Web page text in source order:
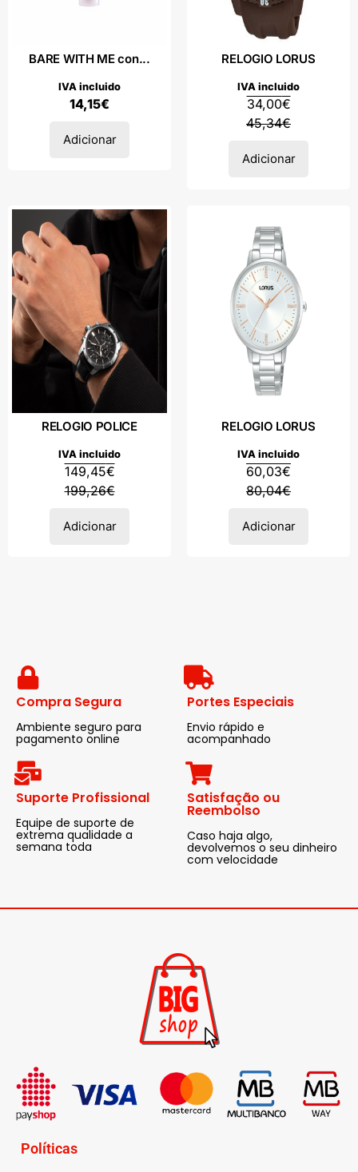
BARE WITH ME con...
14,15€
IVA incluido
Adicionar
RELOGIO LORUS
45,34€
34,00€
IVA incluido
Adicionar
RELOGIO POLICE
199,26€
149,45€
IVA incluido
Adicionar
RELOGIO LORUS
80,04€
60,03€
IVA incluido
Adicionar
Compra Segura
Ambiente seguro para
pagamento online
Portes Especiais
Envio rápido e
acompanhado
Suporte Profissional
Equipe de suporte de
extrema qualidade a
semana toda
Satisfação ou
Reembolso
Caso haja algo,
devolvemos o seu dinheiro
com velocidade
Políticas